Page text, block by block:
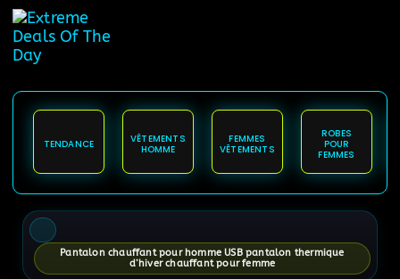
content
TENDANCE
VÊTEMENTS
HOMME
FEMMES
VÊTEMENTS
ROBES
POUR
FEMMES
Pantalon chauffant pour homme USB pantalon thermique
d’hiver chauffant pour femme